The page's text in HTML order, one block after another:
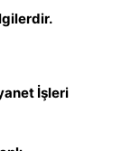
İşleri